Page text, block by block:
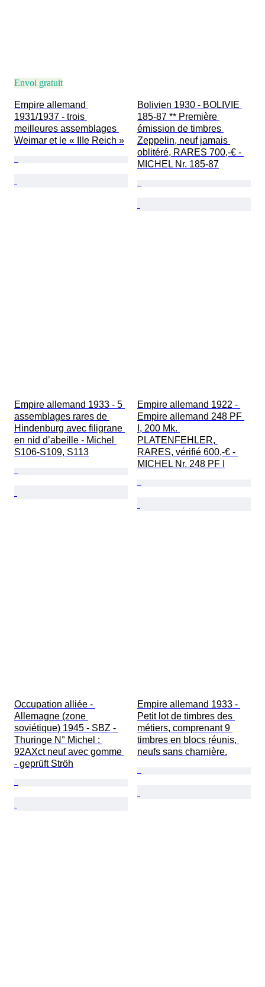
Envoi gratuit
Empire allemand
1931/1937 - trois
meilleures assemblages
Weimar et le « IIIe Reich »
Bolivien 1930 - BOLIVIE
185-87 ** Première
émission de timbres
Zeppelin, neuf jamais
oblitéré, RARES 700,-€ -
MICHEL Nr. 185-87
Empire allemand 1933 - 5
assemblages rares de
Hindenburg avec filigrane
en nid d’abeille - Michel
S106-S109, S113
Empire allemand 1922 -
Empire allemand 248 PF
I, 200 Mk.
PLATENFEHLER,
RARES, vérifié 600,-€ -
MICHEL Nr. 248 PF I
Occupation alliée -
Allemagne (zone
soviétique) 1945 - SBZ -
Thuringe N° Michel :
92AXct neuf avec gomme
- geprüft Ströh
Empire allemand 1933 -
Petit lot de timbres des
métiers, comprenant 9
timbres en blocs réunis,
neufs sans charnière.